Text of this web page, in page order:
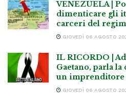
VENEZUELA |
dimenticare gli
carceri del
GIOVEDÌ 06 AGOSTO
IL RICORDO |
Gaetano, parla
un imprenditore
GIOVEDÌ 06 AGOSTO